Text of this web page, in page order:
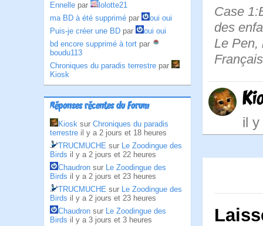
Ennelle par
lolotte21
ma BD à été supprimé par
oui oui
Puis-je créer une BD par
oui oui
bd encore supprimé à tort par
boudu113
Chroniques du paradis terrestre par
Kiosk
Réponses récentes du Forum
Kiosk sur Chroniques du paradis
terrestre il y a 2 jours et 18 heures
TRUCMUCHE sur Le Zoodingue des
Birds il y a 2 jours et 22 heures
Chaudron sur Le Zoodingue des
Birds il y a 2 jours et 23 heures
TRUCMUCHE sur Le Zoodingue des
Birds il y a 2 jours et 23 heures
Chaudron sur Le Zoodingue des
Birds il y a 3 jours et 3 heures
Case
des
Le Pen,
il